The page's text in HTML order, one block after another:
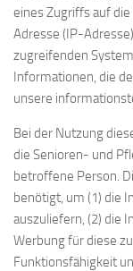
eines Zugriffs auf
Adresse (IP-
zugreifenden
Informationen, die
unsere
Bei der Nutzung
die Senioren- und
betroffene Person.
benötigt, um (1) die
auszuliefern, (2) die
Werbung für diese
Funktionsfähigkeit